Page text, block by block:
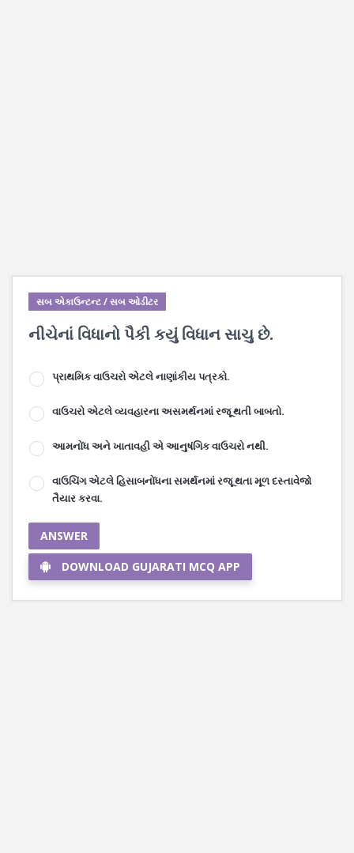
સબ એકાઉન્ટન્ટ / સબ ઓડીટર
નીચેનાં વિધાનો પૈકી કયું વિધાન સાચુ છે.
પ્રાથમિક વાઉચરો એટલે નાણાંકીય પત્રકો.
વાઉચરો એટલે વ્યવહારના અસમર્થનમાં રજૂ થતી બાબતો.
આમનોંધ અને ખાતાવહી એ આનુષંગિક વાઉચરો નથી.
વાઉચિંગ એટલે હિસાબનોંધના સમર્થનમાં રજૂ થતા મૂળ દસ્તાવેજો
તૈયાર કરવા.
ANSWER
DOWNLOAD GUJARATI MCQ APP